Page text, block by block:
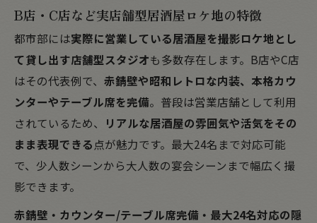
B店・C店など実店舗型居酒屋ロケ地の特徴
都市部には実際に営業している居酒屋を撮影ロケ地とし
て貸し出す店舗型スタジオも多数存在します。B店やC店
はその代表例で、 赤錆壁や昭和レトロな内装、本格カウ
ンターやテーブル席を完備。普段は営業店舗として利用
されているため、
リアルな居酒屋の雰囲気や活気をその
まま表現できる 点が魅力です。最大24名まで対応可能
で、少人数シーンから大人数の宴会シーンまで幅広く撮
影できます。
赤錆壁・カウンター/テーブル席完備・最大24名対応の隠